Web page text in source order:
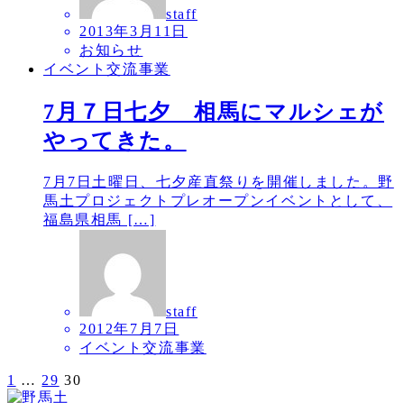
staff
2013年3月11日
お知らせ
イベント交流事業
7月７日七夕 相馬にマルシェが
やってきた。
7月7日土曜日、七夕産直祭りを開催しました。野
馬土プロジェクトプレオープンイベントとして、
福島県相馬 […]
staff
2012年7月7日
イベント交流事業
投
1 … 29 30